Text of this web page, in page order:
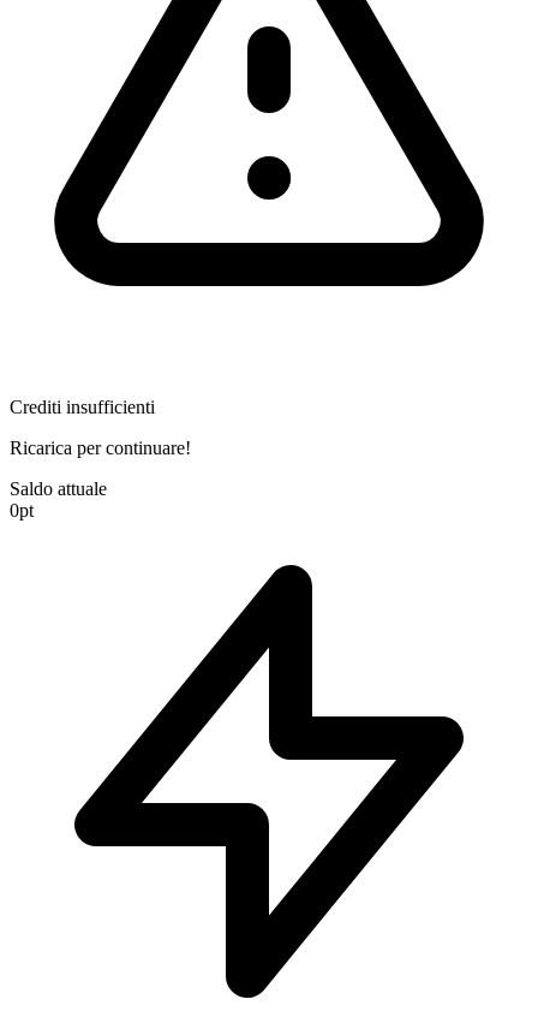
Crediti insufficienti
Ricarica per continuare!
Saldo attuale
0pt